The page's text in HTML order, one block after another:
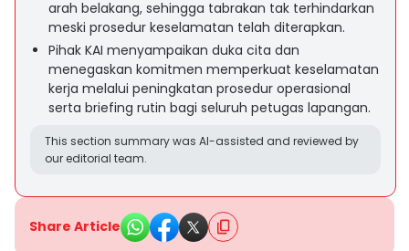
arah belakang, sehingga tabrakan tak terhindarkan
meski prosedur keselamatan telah diterapkan.
Pihak KAI menyampaikan duka cita dan
menegaskan komitmen memperkuat keselamatan
kerja melalui peningkatan prosedur operasional
serta briefing rutin bagi seluruh petugas lapangan.
This section summary was AI-assisted and reviewed by
our editorial team.
Share Article